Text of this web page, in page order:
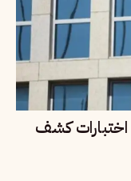
كشف